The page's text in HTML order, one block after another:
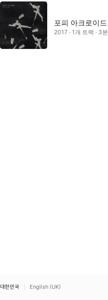
포피 아크로이드
2017 · 1개 트랙 · 3분
대한민국 English (UK)